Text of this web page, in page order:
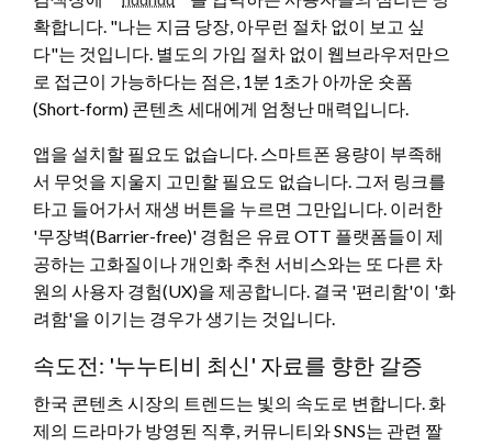
확합니다. "나는 지금 당장, 아무런 절차 없이 보고 싶
다"는 것입니다. 별도의 가입 절차 없이 웹브라우저만으
로 접근이 가능하다는 점은, 1분 1초가 아까운 숏폼
(Short-form) 콘텐츠 세대에게 엄청난 매력입니다.
앱을 설치할 필요도 없습니다. 스마트폰 용량이 부족해
서 무엇을 지울지 고민할 필요도 없습니다. 그저 링크를
타고 들어가서 재생 버튼을 누르면 그만입니다. 이러한
'무장벽(Barrier-free)' 경험은 유료 OTT 플랫폼들이 제
공하는 고화질이나 개인화 추천 서비스와는 또 다른 차
원의 사용자 경험(UX)을 제공합니다. 결국 '편리함'이 '화
려함'을 이기는 경우가 생기는 것입니다.
속도전: '누누티비 최신' 자료를 향한 갈증
한국 콘텐츠 시장의 트렌드는 빛의 속도로 변합니다. 화
제의 드라마가 방영된 직후, 커뮤니티와 SNS는 관련 짤